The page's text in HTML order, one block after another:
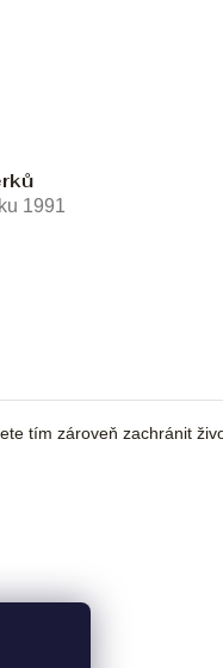
1991
tím zároveň zachránit